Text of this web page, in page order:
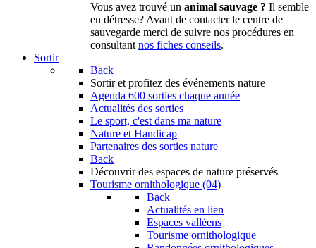
Vous avez trouvé un animal sauvage ? Il semble
en détresse? Avant de contacter le centre de
sauvegarde merci de suivre nos procédures en
consultant nos fiches conseils.
Sortir
Back
Sortir et profitez des événements nature
Agenda 600 sorties chaque année
Actualités des sorties
Le sport, c'est dans ma nature
Nature et Handicap
Partenaires des sorties nature
Back
Découvrir des espaces de nature préservés
Tourisme ornithologique (04)
Back
Actualités en lien
Espaces valléens
Tourisme ornithologique